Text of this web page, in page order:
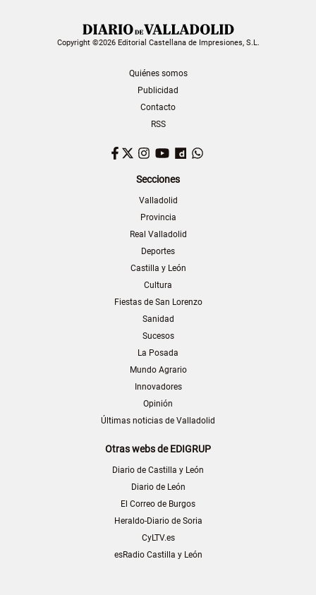
Copyright ©2026 Editorial Castellana de Impresiones, S.L.
Quiénes somos
Publicidad
Contacto
RSS
Facebook
TwitterInstagram
YouTubeDailymotion
Secciones
Valladolid
Provincia
Real Valladolid
Deportes
Castilla y León
Cultura
Fiestas de San Lorenzo
Sanidad
Sucesos
La Posada
Mundo Agrario
Innovadores
Opinión
Últimas noticias de Valladolid
Otras webs de EDIGRUP
Diario de Castilla y León
Diario de León
El Correo de Burgos
Heraldo-Diario de Soria
CyLTV.es
esRadio Castilla y León